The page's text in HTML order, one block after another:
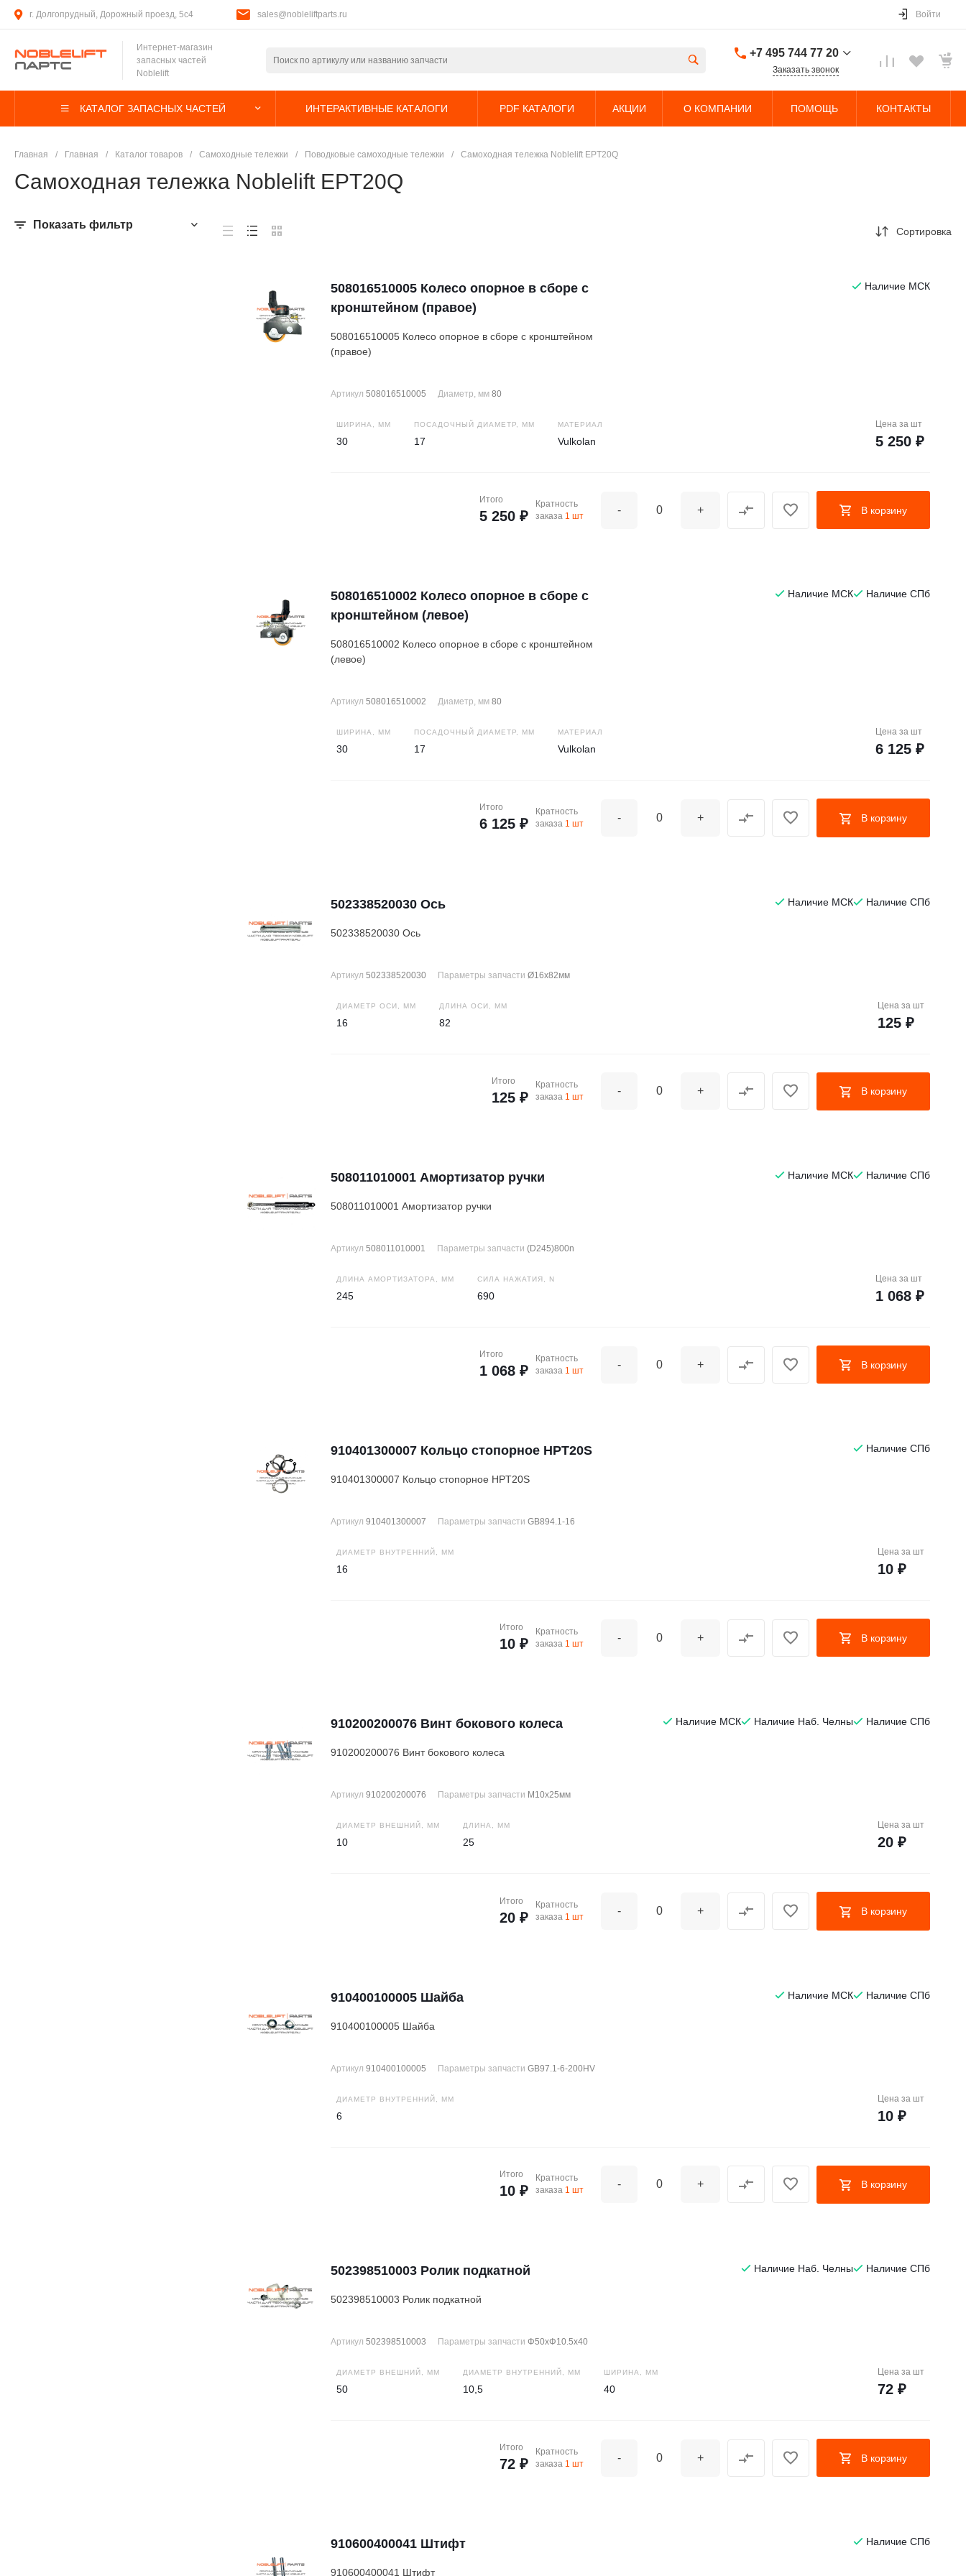
г. Долгопрудный, Дорожный проезд, 5с4 sales@nobleliftparts.ru Войти
Интернет-магазин
запасных частей
Noblelift
+7 495 744 77 20
г. Долгопрудный,
Заказать звонок
КАТАЛОГ ЗАПАСНЫХ ЧАСТЕЙ ИНТЕРАКТИВНЫЕ КАТАЛОГИ PDF КАТАЛОГИ АКЦИИ О КОМПАНИИ ПОМОЩЬ КОНТАКТЫ
Главная / Главная / Каталог товаров / Самоходные тележки / Поводковые самоходные тележки / Самоходная тележка Noblelift EPT20Q
Самоходная тележка Noblelift EPT20Q
Показать фильтр
Сортировка
508016510005 Колесо опорное в сборе с
кронштейном (правое)
508016510005 Колесо опорное в сборе с кронштейном
(правое)
Наличие МСК
Артикул 508016510005 Диаметр, мм 80
ШИРИНА, ММ
30
ПОСАДОЧНЫЙ ДИАМЕТР, ММ
17
МАТЕРИАЛ
Vulkolan
Цена за шт
5 250 ₽
Итого
5 250 ₽
Кратность
заказа 1 шт - + В корзину
508016510002 Колесо опорное в сборе с
кронштейном (левое)
508016510002 Колесо опорное в сборе с кронштейном
(левое)
Наличие МСК Наличие СПб
Артикул 508016510002 Диаметр, мм 80
ШИРИНА, ММ
30
ПОСАДОЧНЫЙ ДИАМЕТР, ММ
17
МАТЕРИАЛ
Vulkolan
Цена за шт
6 125 ₽
Итого
6 125 ₽
Кратность
заказа 1 шт - + В корзину
502338520030 Ось
502338520030 Ось
Наличие МСК Наличие СПб
Артикул 502338520030 Параметры запчасти Ø16x82мм
ДИАМЕТР ОСИ, ММ
16
ДЛИНА ОСИ, ММ
82
Цена за шт
125 ₽
Итого
125 ₽
Кратность
заказа 1 шт - + В корзину
508011010001 Амортизатор ручки
508011010001 Амортизатор ручки
Наличие МСК Наличие СПб
Артикул 508011010001 Параметры запчасти (D245)800n
ДЛИНА АМОРТИЗАТОРА, ММ
245
СИЛА НАЖАТИЯ, N
690
Цена за шт
1 068 ₽
Итого
1 068 ₽
Кратность
заказа 1 шт - + В корзину
910401300007 Кольцо стопорное HPT20S
910401300007 Кольцо стопорное HPT20S
Наличие СПб
Артикул 910401300007 Параметры запчасти GB894.1-16
ДИАМЕТР ВНУТРЕННИЙ, ММ
16
Цена за шт
10 ₽
Итого
10 ₽
Кратность
заказа 1 шт - + В корзину
910200200076 Винт бокового колеса
910200200076 Винт бокового колеса
Наличие МСК Наличие Наб. Челны Наличие СПб
Артикул 910200200076 Параметры запчасти M10x25мм
ДИАМЕТР ВНЕШНИЙ, ММ
10
ДЛИНА, ММ
25
Цена за шт
20 ₽
Итого
20 ₽
Кратность
заказа 1 шт - + В корзину
910400100005 Шайба
910400100005 Шайба
Наличие МСК Наличие СПб
Артикул 910400100005 Параметры запчасти GB97.1-6-200HV
ДИАМЕТР ВНУТРЕННИЙ, ММ
6
Цена за шт
10 ₽
Итого
10 ₽
Кратность
заказа 1 шт - + В корзину
502398510003 Ролик подкатной
502398510003 Ролик подкатной
Наличие Наб. Челны Наличие СПб
Артикул 502398510003 Параметры запчасти Φ50xΦ10.5x40
ДИАМЕТР ВНЕШНИЙ, ММ
50
ДИАМЕТР ВНУТРЕННИЙ, ММ
10,5
ШИРИНА, ММ
40
Цена за шт
72 ₽
Итого
72 ₽
Кратность
заказа 1 шт - + В корзину
910600400041 Штифт
910600400041 Штифт
Наличие СПб